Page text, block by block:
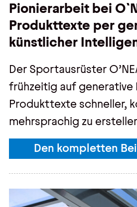
Pionierarbeit bei
Produkttexte per
künstlicher
Der Sportausrüster
frühzeitig auf generative
Produkttexte schneller,
mehrsprachig zu
Den kompletten